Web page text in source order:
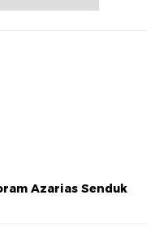
Azarias Senduk